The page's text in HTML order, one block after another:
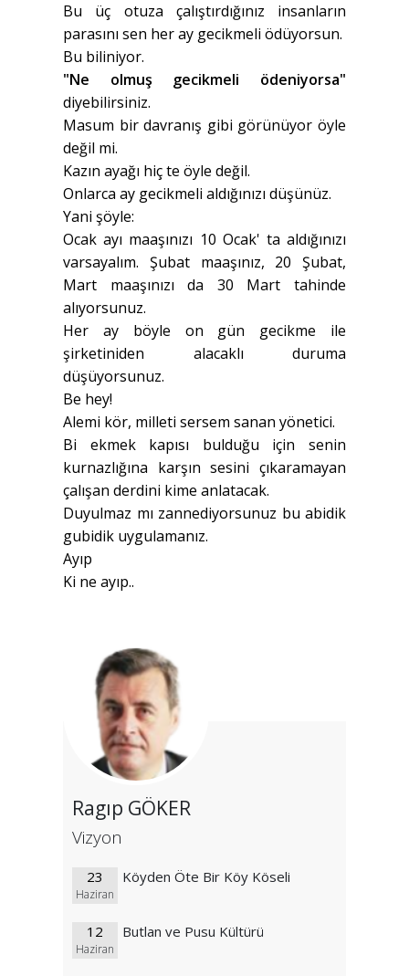
Bu üç otuza çalıştırdığınız insanların
parasını sen her ay gecikmeli ödüyorsun.
Bu biliniyor.
"Ne olmuş gecikmeli ödeniyorsa"
diyebilirsiniz.
Masum bir davranış gibi görünüyor öyle
değil mi.
Kazın ayağı hiç te öyle değil.
Onlarca ay gecikmeli aldığınızı düşünüz.
Yani şöyle:
Ocak ayı maaşınızı 10 Ocak' ta aldığınızı
varsayalım. Şubat maaşınız, 20 Şubat,
Mart maaşınızı da 30 Mart tahinde
alıyorsunuz.
Her ay böyle on gün gecikme ile
şirketiniden alacaklı duruma
düşüyorsunuz.
Be hey!
Alemi kör, milleti sersem sanan yönetici.
Bi ekmek kapısı bulduğu için senin
kurnazlığına karşın sesini çıkaramayan
çalışan derdini kime anlatacak.
Duyulmaz mı zannediyorsunuz bu abidik
gubidik uygulamanız.
Ayıp
Ki ne ayıp..
Ragıp GÖKER
Vizyon
23
Haziran
Köyden Öte Bir Köy Köseli
12
Haziran
Butlan ve Pusu Kültürü